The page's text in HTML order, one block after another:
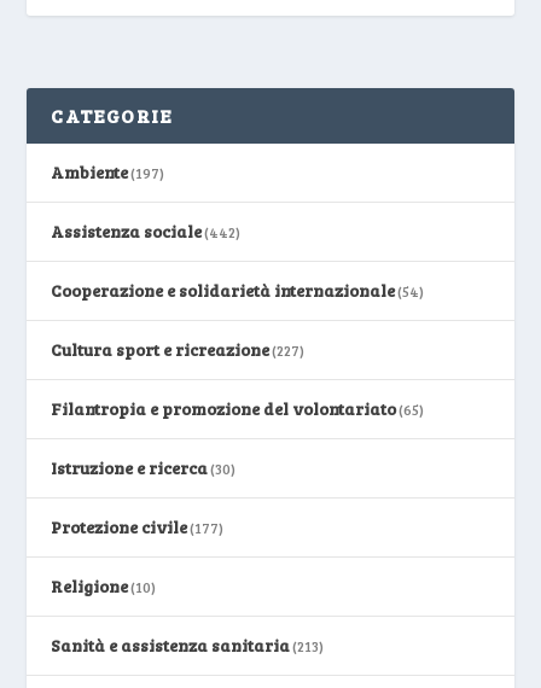
CATEGORIE
Ambiente(197)
Assistenza sociale(442)
Cooperazione e solidarietà internazionale(54)
Cultura sport e ricreazione(227)
Filantropia e promozione del volontariato(65)
Istruzione e ricerca(30)
Protezione civile(177)
Religione(10)
Sanità e assistenza sanitaria(213)